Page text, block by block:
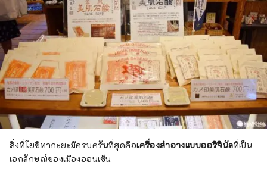
สิ่งที่โยชิทากะยะมีครบครันที่สุดคือเครื่องสำอางแบบออริจินัลที่เป็น
เอกลักษณ์ของเมืองออนเซ็น